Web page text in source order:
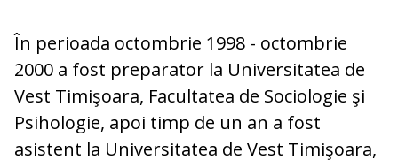
În perioada octombrie 1998 - octombrie
2000 a fost preparator la Universitatea de
Vest Timişoara, Facultatea de Sociologie şi
Psihologie, apoi timp de un an a fost
asistent la Universitatea de Vest Timişoara,